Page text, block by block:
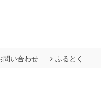
問い合わせ ふるとく